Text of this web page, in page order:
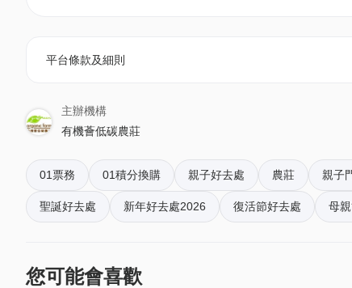
3.皇牌菠蘿雪糕飽🍨
4.許願祝福牌🎏
5.抓娃娃/搖搖車代幣二枚💰💰
6.農莊紀念品一份🎁
7.限定DIY士多啤梨🍓/季節植物/手作球🪴工作坊
8.派發得意復活節🦙🎈氣球/頭飾🫅（小童週末限定）
10.限定母親節花束💐
平台條款及細則
主辦機構
有機薈低碳農莊
01票務 01積分換購 親子好去處 農莊 親子
聖誕好去處 新年好去處2026 復活節好去處 母
您可能會喜歡